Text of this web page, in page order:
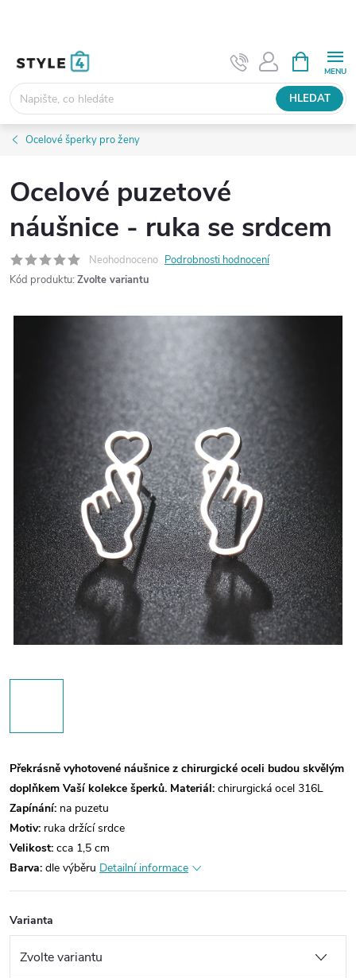
HLEDAT
NÁKUPNÍ
KOŠÍK
Ocelové šperky pro ženy
Ocelové puzetové
náušnice - ruka se srdcem
Neohodnoceno Podrobnosti hodnocení
Kód produktu: Zvolte variantu
Překrásně vyhotovené náušnice z chirurgické oceli budou skvělým
doplňkem Vaší kolekce šperků. Materiál: chirurgická ocel 316L
Zapínání: na puzetu
Motiv: ruka držící srdce
Velikost: cca 1,5 cm
Barva: dle výběru Detailní informace
Varianta